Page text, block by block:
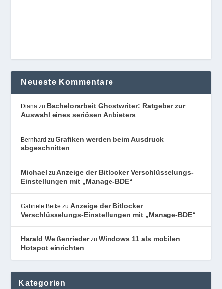
Neueste Kommentare
Diana zu Bachelorarbeit Ghostwriter: Ratgeber zur
Auswahl eines seriösen Anbieters
Bernhard zuGrafiken werden beim Ausdruck
abgeschnitten
Michael zuAnzeige der Bitlocker Verschlüsselungs-
Einstellungen mit „Manage-BDE“
Gabriele Betke zuAnzeige der Bitlocker
Verschlüsselungs-Einstellungen mit „Manage-BDE“
Harald WeißenriederzuWindows 11 als mobilen
Hotspot einrichten
Kategorien